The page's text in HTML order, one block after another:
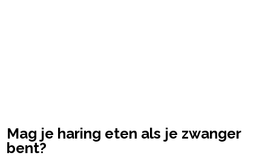
Mag je haring eten als je zwanger
bent?